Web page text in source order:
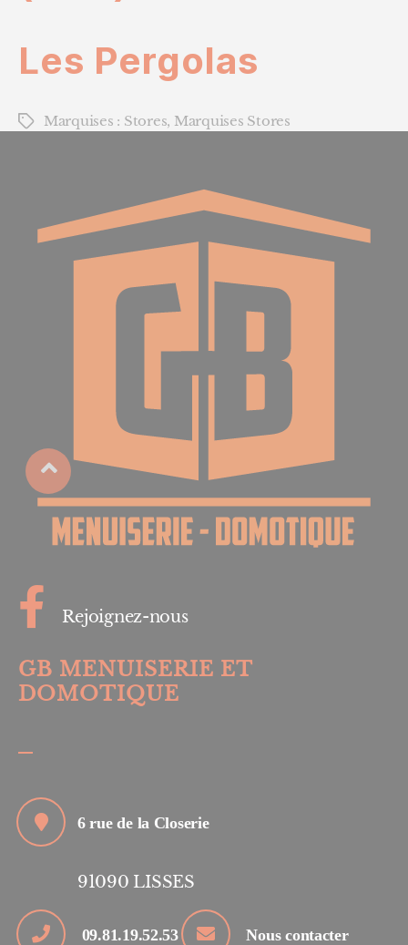
Les Pergolas
Étiquettes
Marquises : Stores, Marquises Stores
Rejoignez-nous
GB MENUISERIE ET
DOMOTIQUE
6 rue de la Closerie
91090 LISSES
09.81.19.52.53 Nous contacter